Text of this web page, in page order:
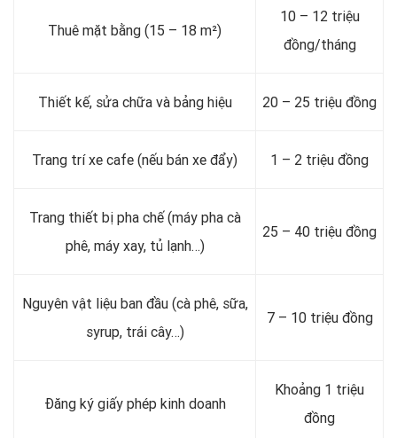
Thuê mặt bằng (15 – 18 m²)
10 – 12 triệu
đồng/tháng
Thiết kế, sửa chữa và bảng hiệu 20 – 25 triệu đồng
Trang trí xe cafe (nếu bán xe đẩy) 1 – 2 triệu đồng
Trang thiết bị pha chế (máy pha cà
phê, máy xay, tủ lạnh…)
25 – 40 triệu đồng
Nguyên vật liệu ban đầu (cà phê, sữa,
syrup, trái cây…)
7 – 10 triệu đồng
Đăng ký giấy phép kinh doanh
Khoảng 1 triệu
đồng